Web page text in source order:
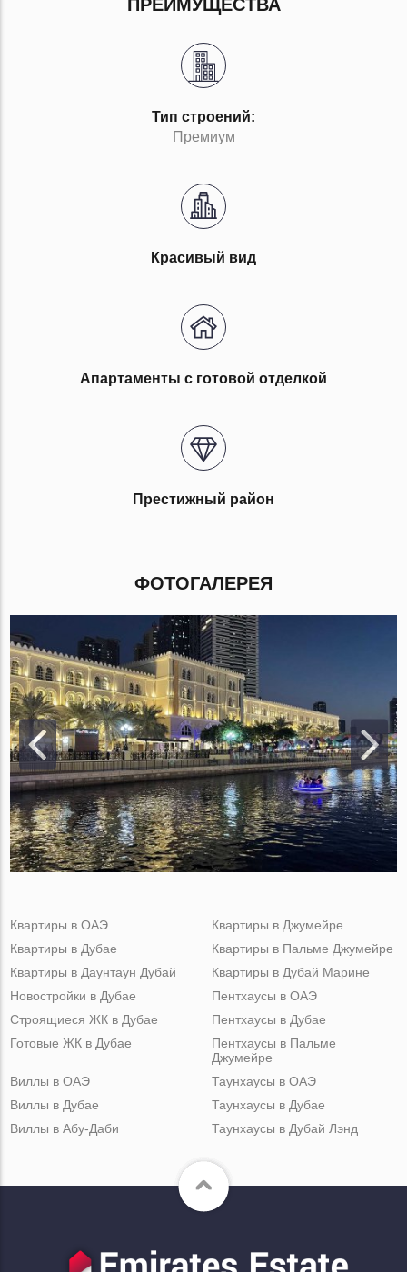
ПРЕИМУЩЕСТВА
Тип строений:
Премиум
Красивый вид
Апартаменты с готовой отделкой
Престижный район
ФОТОГАЛЕРЕЯ
Квартиры в ОАЭ
Квартиры в Дубае
Квартиры в Даунтаун Дубай
Квартиры в Джумейре
Квартиры в Пальме Джумейре
Квартиры в Дубай Марине
Новостройки в Дубае
Строящиеся ЖК в Дубае
Готовые ЖК в Дубае
Пентхаусы в ОАЭ
Пентхаусы в Дубае
Пентхаусы в Пальме
Джумейре
Виллы в ОАЭ
Виллы в Дубае
Виллы в Абу-Даби
Таунхаусы в ОАЭ
Таунхаусы в Дубае
Таунхаусы в Дубай Лэнд